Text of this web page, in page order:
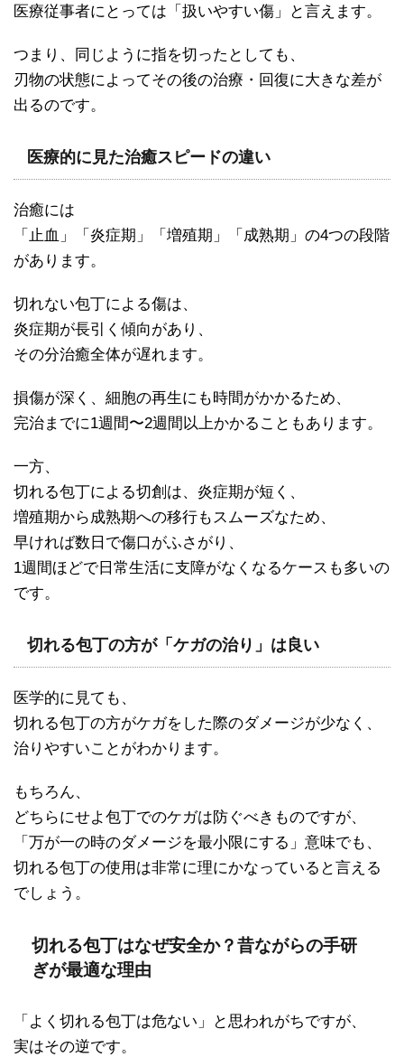
医療従事者にとっては「扱いやすい傷」と言えます。
つまり、同じように指を切ったとしても、
刃物の状態によってその後の治療・回復に大きな差が
出るのです。
医療的に見た治癒スピードの違い
治癒には
「止血」「炎症期」「増殖期」「成熟期」の4つの段階
があります。
切れない包丁による傷は、
炎症期が長引く傾向があり、
その分治癒全体が遅れます。
損傷が深く、細胞の再生にも時間がかかるため、
完治までに1週間〜2週間以上かかることもあります。
一方、
切れる包丁による切創は、炎症期が短く、
増殖期から成熟期への移行もスムーズなため、
早ければ数日で傷口がふさがり、
1週間ほどで日常生活に支障がなくなるケースも多いの
です。
切れる包丁の方が「ケガの治り」は良い
医学的に見ても、
切れる包丁の方がケガをした際のダメージが少なく、
治りやすいことがわかります。
もちろん、
どちらにせよ包丁でのケガは防ぐべきものですが、
「万が一の時のダメージを最小限にする」意味でも、
切れる包丁の使用は非常に理にかなっていると言える
でしょう。
切れる包丁はなぜ安全か？昔ながらの手研
ぎが最適な理由
「よく切れる包丁は危ない」と思われがちですが、
実はその逆です。